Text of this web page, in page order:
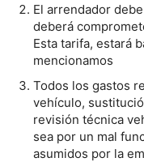
El arrendador
deberá
Esta tarifa, estará
mencionamos
Todos los gastos
vehículo,
revisión técnica
sea por un mal
asumidos por la